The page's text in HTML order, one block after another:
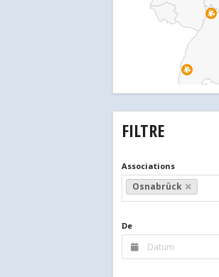
FILTRE
Associations
Osnabrück
De